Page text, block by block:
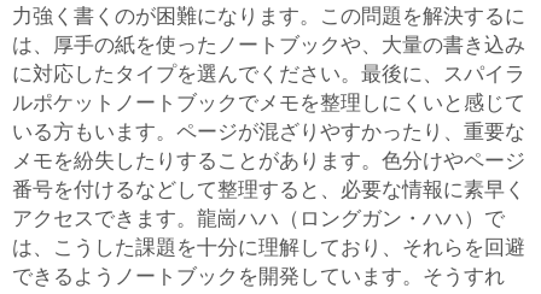
力強く書くのが困難になります。この問題を解決するに
は、厚手の紙を使ったノートブックや、大量の書き込み
に対応したタイプを選んでください。最後に、スパイラ
ルポケットノートブックでメモを整理しにくいと感じて
いる方もいます。ページが混ざりやすかったり、重要な
メモを紛失したりすることがあります。色分けやページ
番号を付けるなどして整理すると、必要な情報に素早く
アクセスできます。龍崗ハハ（ロングガン・ハハ）で
は、こうした課題を十分に理解しており、それらを回避
できるようノートブックを開発しています。そうすれ